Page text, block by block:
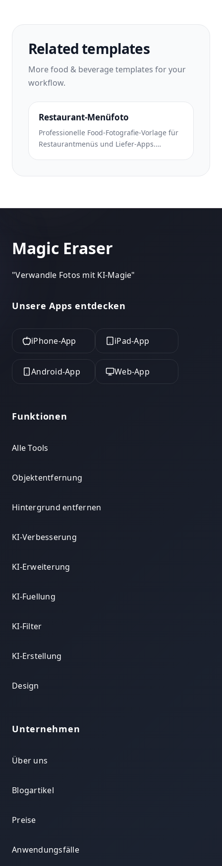
Related templates
Morefood & beveragetemplates for your
workflow.
Restaurant-Menüfoto
Professionelle Food-Fotografie-Vorlage für
Restaurantmenüs und Liefer-Apps.
plattformoptimierte Exporte für DoorDash,
Magic Eraser
"Verwandle Fotos mit KI-Magie"
Unsere Apps entdecken
iPhone-App iPad-App
Android-App Web-App
Funktionen
Alle Tools
Objektentfernung
Hintergrund entfernen
KI-Verbesserung
KI-Erweiterung
KI-Fuellung
KI-Filter
KI-Erstellung
Design
Unternehmen
Über uns
Blogartikel
Preise
Anwendungsfälle